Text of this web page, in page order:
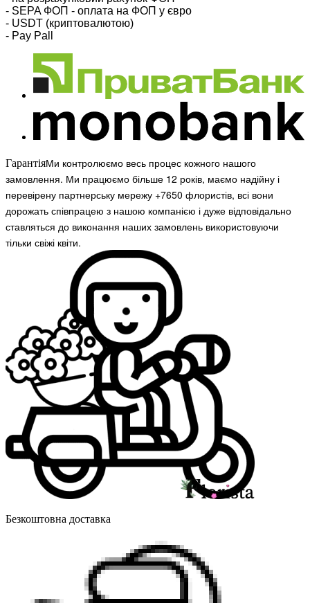
- SEPA ФОП - оплата на ФОП у євро
- USDT (криптовалютою)
- Pay Pall
ГарантіяМи контролюємо весь процес кожного нашого
замовлення. Ми працюємо більше 12 років, маємо надійну і
перевірену партнерську мережу +7650 флористів, всі вони
дорожать співпрацею з нашою компанією і дуже відповідально
ставляться до виконання наших замовлень використовуючи
тільки свіжі квіти.
Безкоштовна доставка